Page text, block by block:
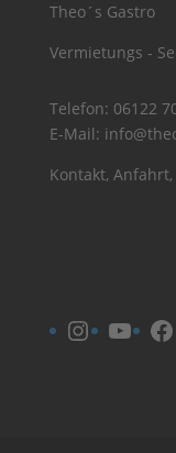
Theo´s Gastro
Vermietungs -
Telefon: 06122
E-Mail:
Kontakt,
Instagram